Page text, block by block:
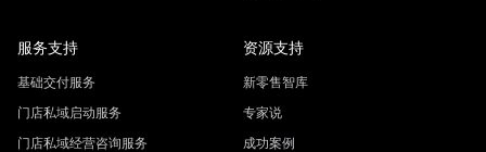
服务支持
基础交付服务
门店私域启动服务
门店私域经营咨询服务
资源支持
新零售智库
专家说
成功案例